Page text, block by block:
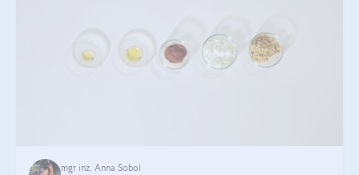
mgr inż. Anna Sobol